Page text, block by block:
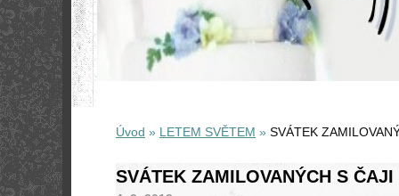
Úvod » LETEM SVĚTEM » SVÁTEK
SVÁTEK ZAMILOVANÝCH S